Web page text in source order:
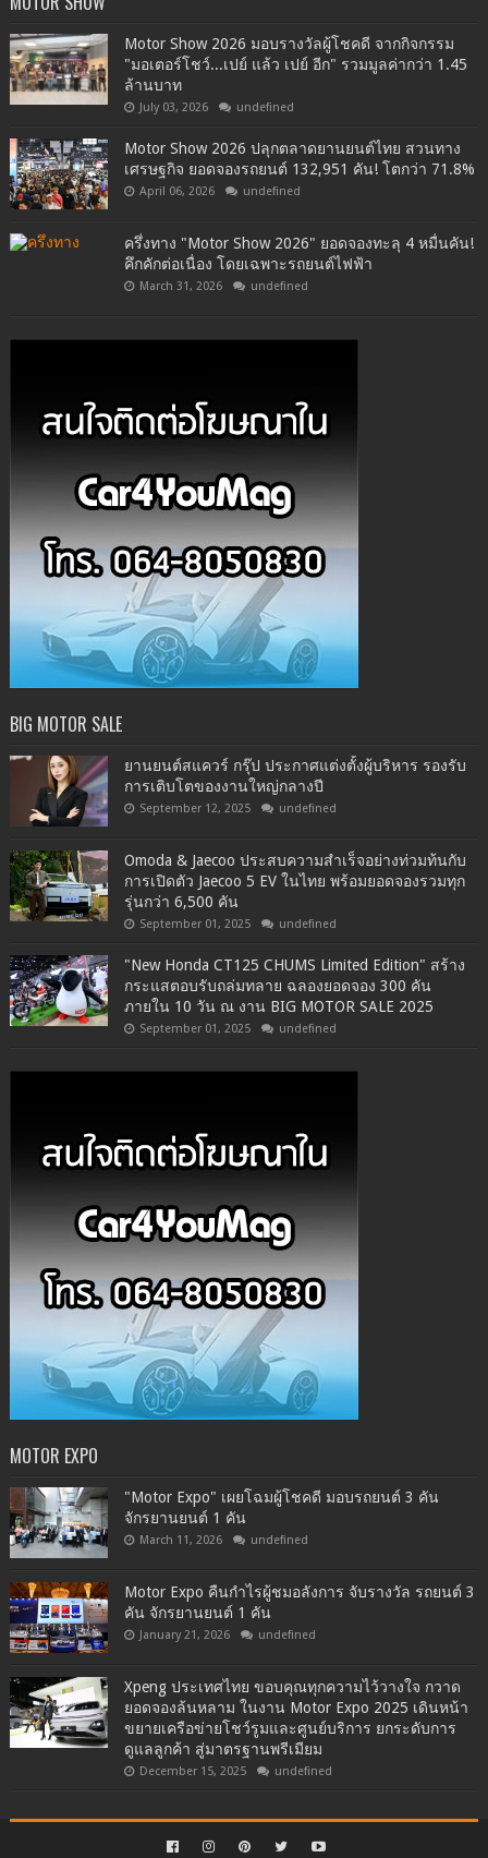
Motor Show 2026 มอบรางวัลผู้โชคดี จากกิจกรรม
"มอเตอร์โชว์...เปย์ แล้ว เปย์ อีก" รวมมูลค่ากว่า 1.45
ล้านบาท
July 03, 2026 undefined
Motor Show 2026 ปลุกตลาดยานยนต์ไทย สวนทาง
เศรษฐกิจ ยอดจองรถยนต์ 132,951 คัน! โตกว่า 71.8%
April 06, 2026 undefined
ครึ่งทาง "Motor Show 2026" ยอดจองทะลุ 4 หมื่นคัน!
คึกคักต่อเนื่อง โดยเฉพาะรถยนต์ไฟฟ้า
March 31, 2026 undefined
BIG MOTOR SALE
ยานยนต์สแควร์ กรุ๊ป ประกาศแต่งตั้งผู้บริหาร รองรับ
การเติบโตของงานใหญ่กลางปี
September 12, 2025 undefined
Omoda & Jaecoo ประสบความสำเร็จอย่างท่วมท้นกับ
การเปิดตัว Jaecoo 5 EV ในไทย พร้อมยอดจองรวมทุก
รุ่นกว่า 6,500 คัน
September 01, 2025 undefined
"New Honda CT125 CHUMS Limited Edition" สร้าง
กระแสตอบรับถล่มทลาย ฉลองยอดจอง 300 คัน
ภายใน 10 วัน ณ งาน BIG MOTOR SALE 2025
September 01, 2025 undefined
MOTOR EXPO
"Motor Expo" เผยโฉมผู้โชคดี มอบรถยนต์ 3 คัน
จักรยานยนต์ 1 คัน
March 11, 2026 undefined
Motor Expo คืนกำไรผู้ชมอลังการ จับรางวัล รถยนต์ 3
คัน จักรยานยนต์ 1 คัน
January 21, 2026 undefined
Xpeng ประเทศไทย ขอบคุณทุกความไว้วางใจ กวาด
ยอดจองล้นหลาม ในงาน Motor Expo 2025 เดินหน้า
ขยายเครือข่ายโชว์รูมและศูนย์บริการ ยกระดับการ
ดูแลลูกค้า สู่มาตรฐานพรีเมียม
December 15, 2025 undefined